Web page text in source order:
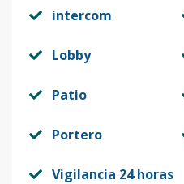
intercom
Lobby
Patio
Portero
Vigilancia 24 horas